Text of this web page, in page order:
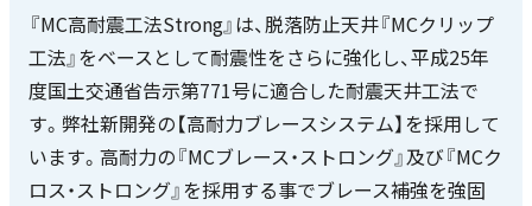
『MC高耐震工法Strong』は、脱落防止天井『MCクリップ
工法』をベースとして耐震性をさらに強化し、平成25年
度国土交通省告示第771号に適合した耐震天井工法で
す。弊社新開発の【高耐力ブレースシステム】を採用して
います。高耐力の『MCブレース・ストロング』及び『MCク
ロス・ストロング』を採用する事でブレース補強を強固